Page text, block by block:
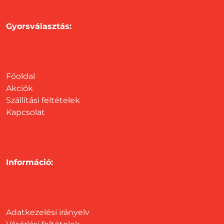
Gyorsválasztás:
Főoldal
Akciók
Szállítási feltételek
Kapcsolat
Információ:
Adatkezelési irányelv